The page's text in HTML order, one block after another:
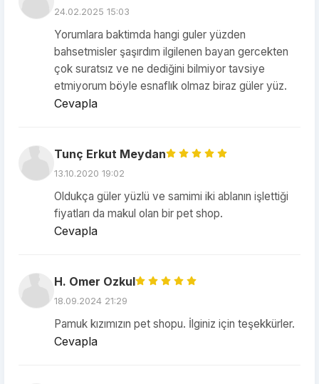
24.02.2025 15:03
Yorumlara baktimda hangi guler yüzden
bahsetmisler şaşırdım ilgilenen bayan gercekten
çok suratsız ve ne dediğini bilmiyor tavsiye
etmiyorum böyle esnaflık olmaz biraz güler yüz.
Cevapla
Tunç Erkut Meydan
13.10.2020 19:02
Oldukça güler yüzlü ve samimi iki ablanın işlettiği
fiyatları da makul olan bir pet shop.
Cevapla
H. Omer Ozkul
18.09.2024 21:29
Pamuk kızımızın pet shopu. İlginiz için teşekkürler.
Cevapla